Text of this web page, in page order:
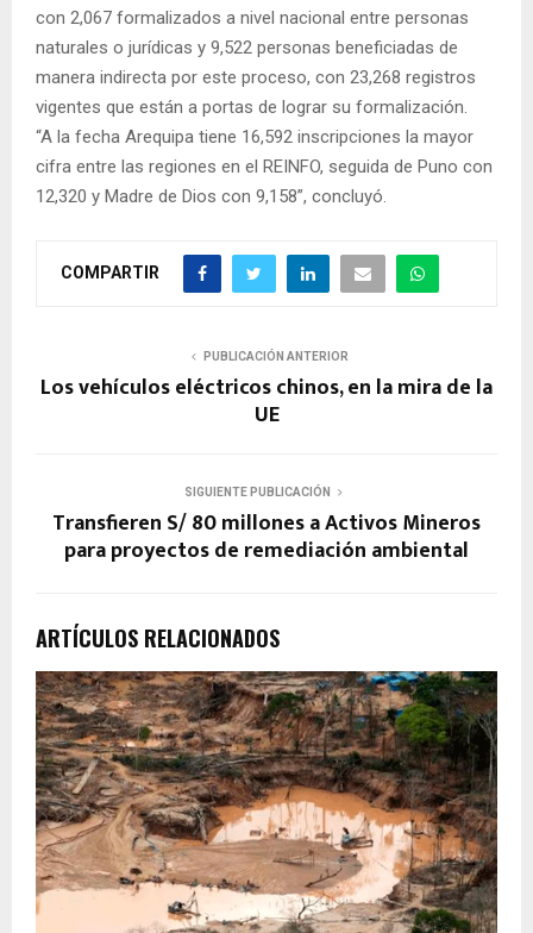
con 2,067 formalizados a nivel nacional entre personas
naturales o jurídicas y 9,522 personas beneficiadas de
manera indirecta por este proceso, con 23,268 registros
vigentes que están a portas de lograr su formalización.
“A la fecha Arequipa tiene 16,592 inscripciones la mayor
cifra entre las regiones en el REINFO, seguida de Puno con
12,320 y Madre de Dios con 9,158”, concluyó.
COMPARTIR
PUBLICACIÓN ANTERIOR
Los vehículos eléctricos chinos, en la mira de la
UE
SIGUIENTE PUBLICACIÓN
Transfieren S/ 80 millones a Activos Mineros
para proyectos de remediación ambiental
ARTÍCULOS RELACIONADOS